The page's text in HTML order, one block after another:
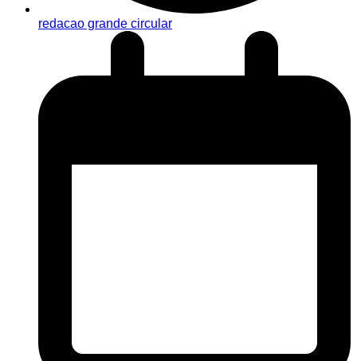
redacao grande circular